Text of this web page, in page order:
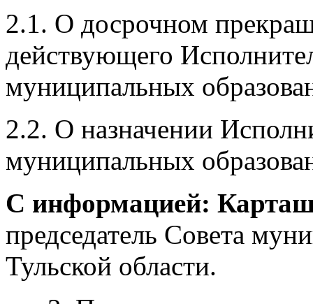
2.1. О досрочном
действующего
муниципальных
2.2. О назначении
муниципальных
С информацией:
председатель Совета
Тульской области.